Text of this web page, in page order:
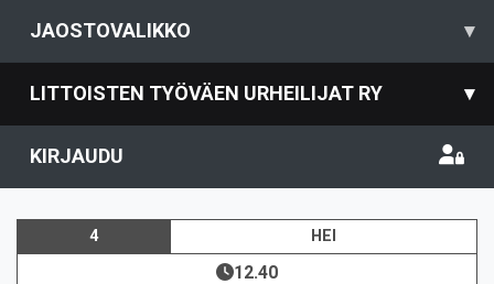
JAOSTOVALIKKO ▾
LITTOISTEN TYÖVÄEN URHEILIJAT RY ▾
KIRJAUDU
4 HEI
12.40